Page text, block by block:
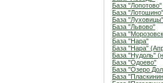
База "Лопотово"
База "Лотошино"
База "Луховицы"
База "Львово"
База
База "Нара"
База "Нара"
База "Нудоль"
База "Одоево"
База "Озеро
База